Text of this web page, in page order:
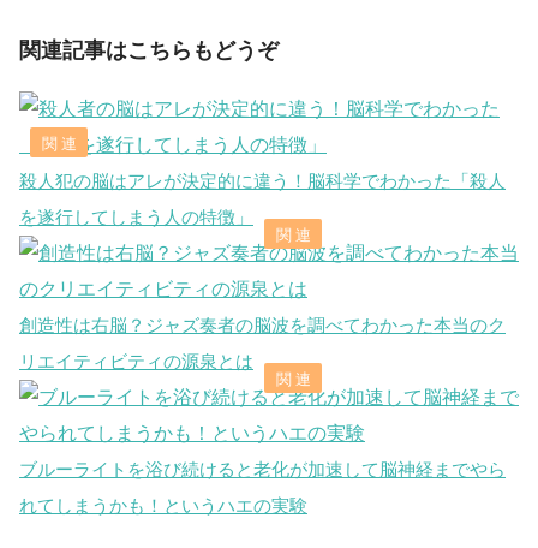
関連記事はこちらもどうぞ
殺人犯の脳はアレが決定的に違う！脳科学でわかった「殺人
を遂行してしまう人の特徴」
創造性は右脳？ジャズ奏者の脳波を調べてわかった本当のク
リエイティビティの源泉とは
ブルーライトを浴び続けると老化が加速して脳神経までやら
れてしまうかも！というハエの実験